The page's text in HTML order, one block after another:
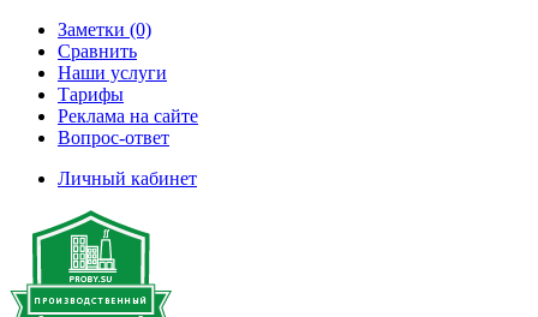
Заметки (0)
Сравнить
Наши услуги
Тарифы
Реклама на сайте
Вопрос-ответ
Личный кабинет